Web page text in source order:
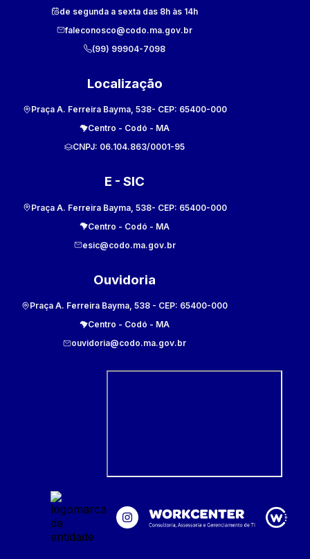
de segunda a sexta das 8h às 14h
faleconosco@codo.ma.gov.br
(99) 99904-7098
Localização
Praça A. Ferreira Bayma, 538- CEP: 65400-000
Centro - Codó - MA
CNPJ: 06.104.863/0001-95
E - SIC
Praça A. Ferreira Bayma, 538- CEP: 65400-000
Centro - Codó - MA
esic@codo.ma.gov.br
Ouvidoria
Praça A. Ferreira Bayma, 538 - CEP: 65400-000
Centro - Codó - MA
ouvidoria@codo.ma.gov.br